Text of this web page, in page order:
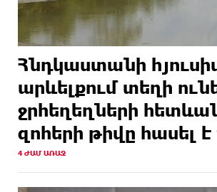
Հնդկաստանի
արևելքում տեղի
ջրհեղեղների
զոհերի թիվը հասել է
4 ԺԱՄ ԱՌԱՋ